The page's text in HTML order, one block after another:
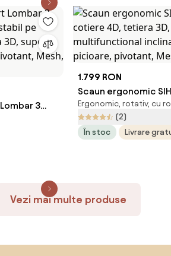
3
pe
3D, suport
1.799 RON
Scaun ergonomic
cotiere 4D, tetiera
multifunctional
suport picioare,
Ergonomic, rotativ, cu
(2)
În stoc
Livrare
Vezi mai multe produse